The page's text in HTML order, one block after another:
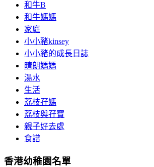
和牛B
和牛媽媽
家庭
小小豬kinsey
小小豬的成長日誌
晴朗媽媽
湯水
生活
荔枝孖媽
荔枝與孖寶
親子好去處
食譜
香港幼稚園名單